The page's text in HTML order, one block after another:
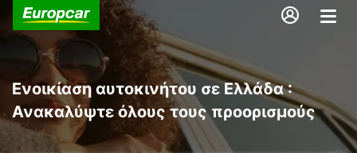
Ενοικίαση αυτοκινήτου σε Ελλάδα :
Ανακαλύψτε όλους τους προορισμούς